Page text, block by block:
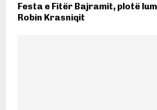
Festa e Fitër Bajramit, plotë
Robin Krasniqit